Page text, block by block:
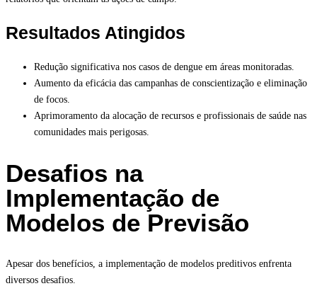
Resultados Atingidos
Redução significativa nos casos de dengue em áreas monitoradas.
Aumento da eficácia das campanhas de conscientização e eliminação
de focos.
Aprimoramento da alocação de recursos e profissionais de saúde nas
comunidades mais perigosas.
Desafios na
Implementação de
Modelos de Previsão
Apesar dos benefícios, a implementação de modelos preditivos enfrenta
diversos desafios.